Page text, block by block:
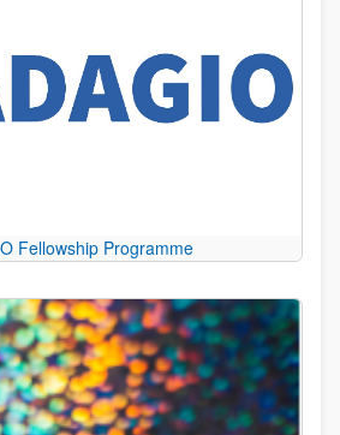
Fellowship Programme